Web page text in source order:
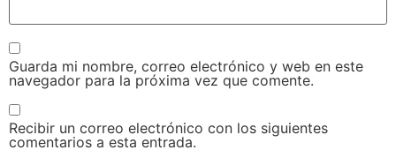
Guarda mi nombre, correo electrónico y web en este
navegador para la próxima vez que comente.
Recibir un correo electrónico con los siguientes
comentarios a esta entrada.